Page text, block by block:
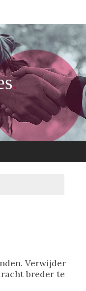
.
Verwijder
breder te